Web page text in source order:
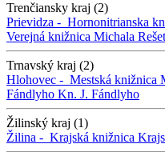
Trenčiansky kraj (2)
Prievidza - Hornonitrianska
Verejná knižnica Michala
Trnavský kraj (2)
Hlohovec - Mestská knižnica
Fándlyho Kn. J. Fándlyho
Žilinský kraj (1)
Žilina - Krajská knižnica